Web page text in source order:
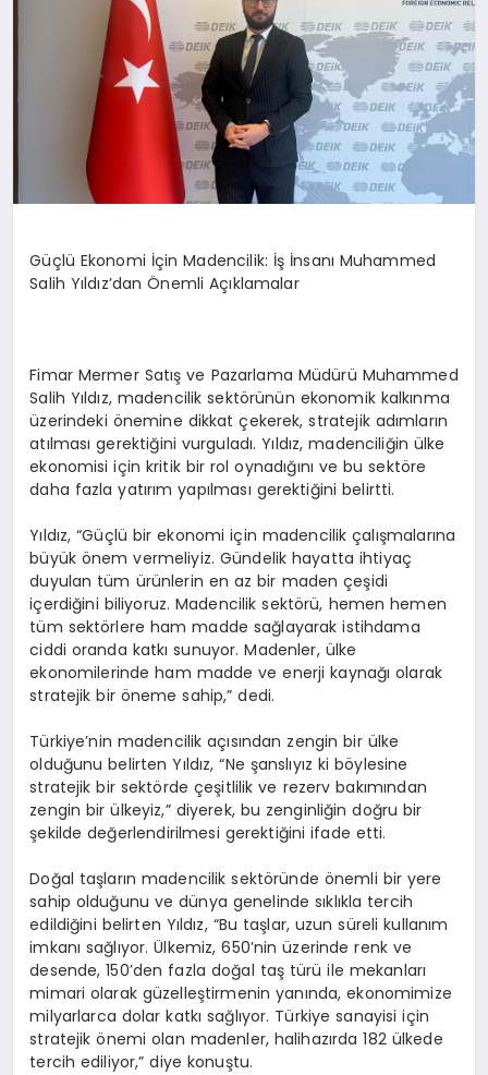
Güçlü Ekonomi İçin Madencilik: İş İnsanı Muhammed
Salih Yıldız’dan Önemli Açıklamalar
Fimar Mermer Satış ve Pazarlama Müdürü Muhammed
Salih Yıldız, madencilik sektörünün ekonomik kalkınma
üzerindeki önemine dikkat çekerek, stratejik adımların
atılması gerektiğini vurguladı. Yıldız, madenciliğin ülke
ekonomisi için kritik bir rol oynadığını ve bu sektöre
daha fazla yatırım yapılması gerektiğini belirtti.
Yıldız, “Güçlü bir ekonomi için madencilik çalışmalarına
büyük önem vermeliyiz. Gündelik hayatta ihtiyaç
duyulan tüm ürünlerin en az bir maden çeşidi
içerdiğini biliyoruz. Madencilik sektörü, hemen hemen
tüm sektörlere ham madde sağlayarak istihdama
ciddi oranda katkı sunuyor. Madenler, ülke
ekonomilerinde ham madde ve enerji kaynağı olarak
stratejik bir öneme sahip,” dedi.
Türkiye’nin madencilik açısından zengin bir ülke
olduğunu belirten Yıldız, “Ne şanslıyız ki böylesine
stratejik bir sektörde çeşitlilik ve rezerv bakımından
zengin bir ülkeyiz,” diyerek, bu zenginliğin doğru bir
şekilde değerlendirilmesi gerektiğini ifade etti.
Doğal taşların madencilik sektöründe önemli bir yere
sahip olduğunu ve dünya genelinde sıklıkla tercih
edildiğini belirten Yıldız, “Bu taşlar, uzun süreli kullanım
imkanı sağlıyor. Ülkemiz, 650’nin üzerinde renk ve
desende, 150’den fazla doğal taş türü ile mekanları
mimari olarak güzelleştirmenin yanında, ekonomimize
milyarlarca dolar katkı sağlıyor. Türkiye sanayisi için
stratejik önemi olan madenler, halihazırda 182 ülkede
tercih ediliyor,” diye konuştu.